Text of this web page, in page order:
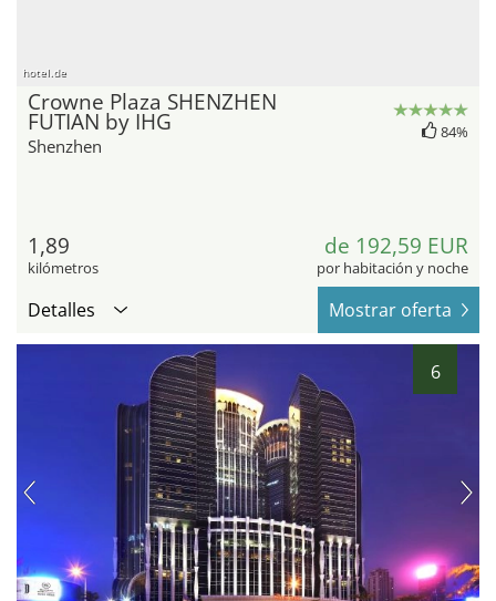
hotel.de
Crowne Plaza SHENZHEN
FUTIAN by IHG
Shenzhen
84%
1,89
kilómetros
de 192,59 EUR
por habitación y noche
Detalles Mostrar oferta
6